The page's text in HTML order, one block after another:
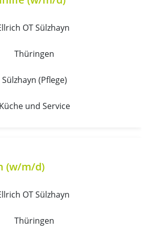
OT Sülzhayn
Thüringen
Sülzhayn (Pflege)
Küche und Service
(w/m/d)
OT Sülzhayn
Thüringen